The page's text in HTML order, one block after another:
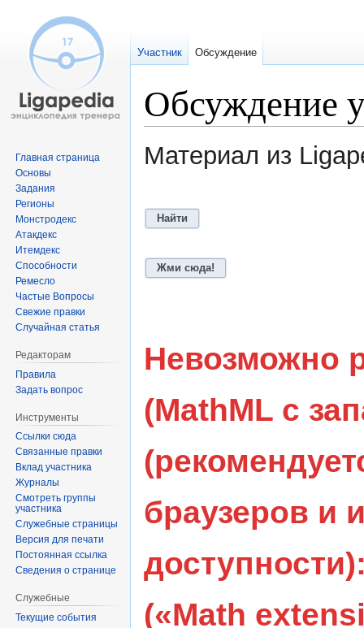
Обсуждение
Материал из
Найти
Жми сюда!
Невозможно
(MathML с
браузеров и
(«Math
Участник Обсуждение
Главная страница
Основы
Задания
Регионы
Монстродекс
Атакдекс
Итемдекс
Способности
Ремесло
Частые Вопросы
Свежие правки
Случайная статья
Редакторам
Правила
Задать вопрос
Инструменты
Ссылки сюда
Связанные правки
Вклад участника
Журналы
Смотреть группы
участника
Служебные страницы
Версия для печати
Постоянная ссылка
Сведения о странице
Служебные
Текущие события